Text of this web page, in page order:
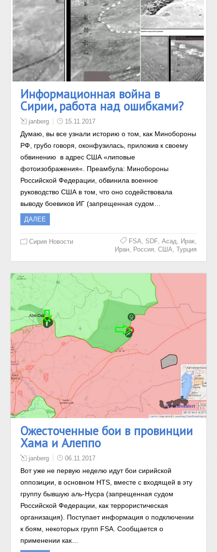
Информационная война в
Сирии, работа над ошибками?
janberg 15.11.2017
Думаю, вы все узнали историю о том, как Минобороны
РФ, грубо говоря, оконфузилась, приложив к своему
обвинению в адрес США «липовые
фотоизображения«. Преамбула: Минобороны
Российской Федерации, обвинила военное
руководство США в том, что оно содействовала
выводу боевиков ИГ (запрещенная судом…
ДАЛЕЕ
Сирия Новости FSA SDF, Асад Ирак,
Иран, Россия США Турция
Ожесточенные бои в провинции
Хама и Алеппо
janberg 06.11.2017
Вот уже не первую неделю идут бои сирийской
оппозиции, в основном HTS, вместе с входящей в эту
группу бывшую аль-Нусра (запрещенная судом
Российской Федерации, как террористическая
организация). Поступает информация о подключении
к боям, некоторых групп FSA. Сообщается о
применении как…